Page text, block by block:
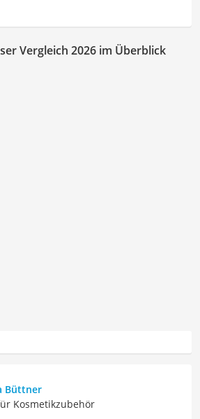
Vergleich 2026 im Überblick
Büttner
Kosmetikzubehör